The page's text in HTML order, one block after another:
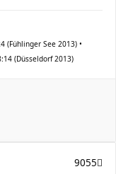
(Fühlinger See 2013) •
(Düsseldorf 2013)
9055